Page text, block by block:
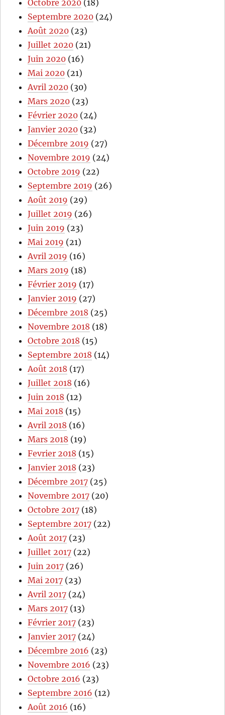
Octobre 2020 (18)
Septembre 2020 (24)
Août 2020 (23)
Juillet 2020 (21)
Juin 2020 (16)
Mai 2020 (21)
Avril 2020 (30)
Mars 2020 (23)
Février 2020 (24)
Janvier 2020 (32)
Décembre 2019 (27)
Novembre 2019 (24)
Octobre 2019 (22)
Septembre 2019 (26)
Août 2019 (29)
Juillet 2019 (26)
Juin 2019 (23)
Mai 2019 (21)
Avril 2019 (16)
Mars 2019 (18)
Février 2019 (17)
Janvier 2019 (27)
Décembre 2018 (25)
Novembre 2018 (18)
Octobre 2018 (15)
Septembre 2018 (14)
Août 2018 (17)
Juillet 2018 (16)
Juin 2018 (12)
Mai 2018 (15)
Avril 2018 (16)
Mars 2018 (19)
Fevrier 2018 (15)
Janvier 2018 (23)
Décembre 2017 (25)
Novembre 2017 (20)
Octobre 2017 (18)
Septembre 2017 (22)
Août 2017 (23)
Juillet 2017 (22)
Juin 2017 (26)
Mai 2017 (23)
Avril 2017 (24)
Mars 2017 (13)
Février 2017 (23)
Janvier 2017 (24)
Décembre 2016 (23)
Novembre 2016 (23)
Octobre 2016 (23)
Septembre 2016 (12)
Août 2016 (16)